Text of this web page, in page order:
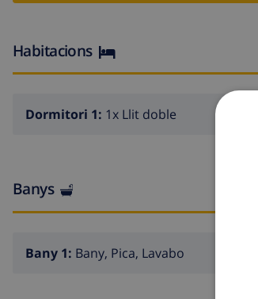
Habitacions
Dormitori 1: 1x Llit doble
Banys
Bany 1: Bany, Pica, Lavabo